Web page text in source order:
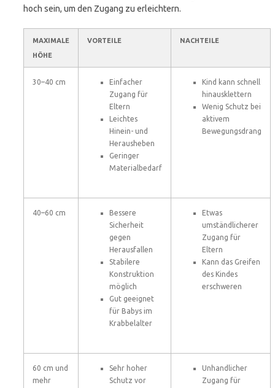
hoch sein, um den Zugang zu erleichtern.
MAXIMALE
HÖHE
VORTEILE NACHTEILE
30–40 cm
Einfacher
Zugang für
Eltern
Leichtes
Hinein- und
Herausheben
Geringer
Materialbedarf
Kind kann schnell
hinausklettern
Wenig Schutz bei
aktivem
Bewegungsdrang
40–60 cm
Bessere
Sicherheit
gegen
Herausfallen
Stabilere
Konstruktion
möglich
Gut geeignet
für Babys im
Krabbelalter
Etwas
umständlicherer
Zugang für
Eltern
Kann das Greifen
des Kindes
erschweren
60 cm und
mehr
Sehr hoher
Schutz vor
Unhandlicher
Zugang für